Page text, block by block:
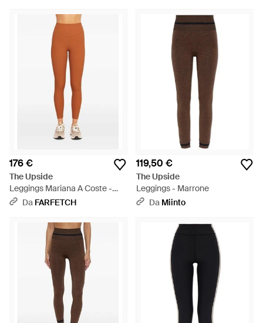
176 €
The Upside
Leggings Mariana A Coste -
Arancione
Da FARFETCH
119,50 €
The Upside
Leggings - Marrone
Da Miinto